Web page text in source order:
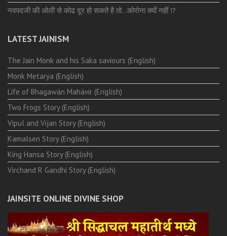
नवपदजी की ओली से कोढ दूर हो सकते है तो…कोरोना क्यों नहीं ⁉️
LATEST JAINISM
The Jain Monk and his Saka saviours (English)
Monk Metarya (English)
Life of Bhagawän Mahävir (English)
Two Frogs Story (English)
Vipul and Vijan Story (English)
Kamalsen Story (English)
King Hansa Story (English)
Virchand R Gandhi Story (English)
JAINSITE ONLINE DIVINE SHOP